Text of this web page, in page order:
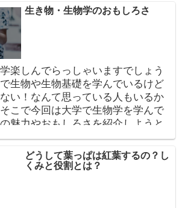
生き物・生物学のおもしろさ
楽しんでらっしゃいますでしょう
生物や生物基礎を学んでいるけど
い！なんて思っている人もいるか
こで今回は大学で生物学を学んで
魅力やおもしろさを紹介しようと
どうして葉っぱは紅葉するの？し
くみと役割とは？